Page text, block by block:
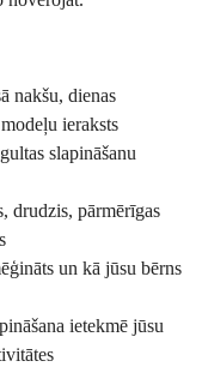
nakšu, dienas
ieraksts
slapināšanu
drudzis, pārmērīgas
un kā jūsu bērns
ietekmē jūsu